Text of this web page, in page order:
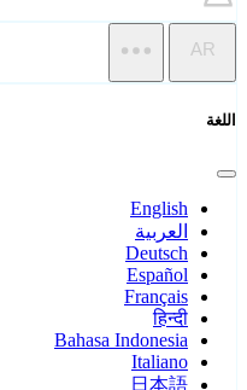
AR
اللغة
English
العربية
Deutsch
Español
Français
हिन्दी
Bahasa Indonesia
Italiano
日本語